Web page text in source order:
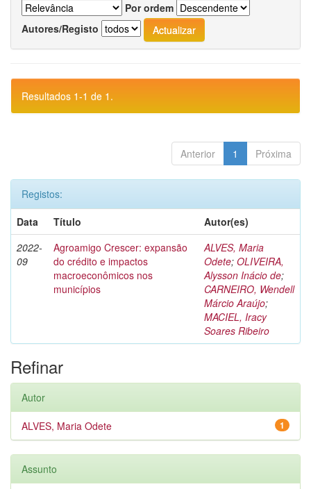
Por ordem
Autores/Registo
Resultados 1-1 de 1.
Anterior 1 Próxima
Registos:
Data
Título
Autor(es)
2022-
09
Agroamigo Crescer: expansão
do crédito e impactos
macroeconômicos nos
municípios
ALVES, Maria
Odete; OLIVEIRA,
Alysson Inácio de;
CARNEIRO, Wendell
Márcio Araújo;
MACIEL, Iracy
Soares Ribeiro
Refinar
Autor
1
ALVES, Maria Odete
Assunto